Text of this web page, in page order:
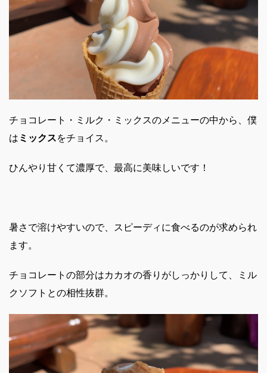
チョコレート・ミルク・ミックスのメニューの中から、僕
は ミックスをチョイス。
ひんやり甘くて濃厚で、最高に美味しいです！
暑さで溶けやすいので、スピーディに食べるのが求められ
ます。
チョコレートの部分はカカオの香りがしっかりして、ミル
クソフトとの相性抜群。